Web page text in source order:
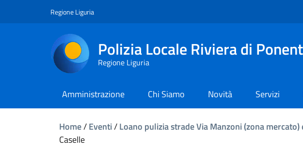
Regione Liguria
Polizia Locale Riviera di
Regione Liguria
Amministrazione Chi Siamo Novità Servizi
Home/Eventi/Loano pulizia strade Via Manzoni (zona mercato)
Caselle